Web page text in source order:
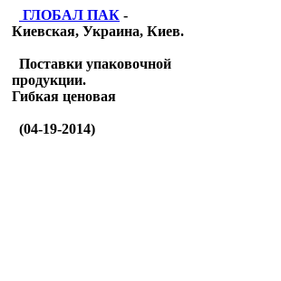
ГЛОБАЛ ПАК -
Киевская, Украина, Киев.
Поставки упаковочной
продукции.
Гибкая ценовая
(04-19-2014)